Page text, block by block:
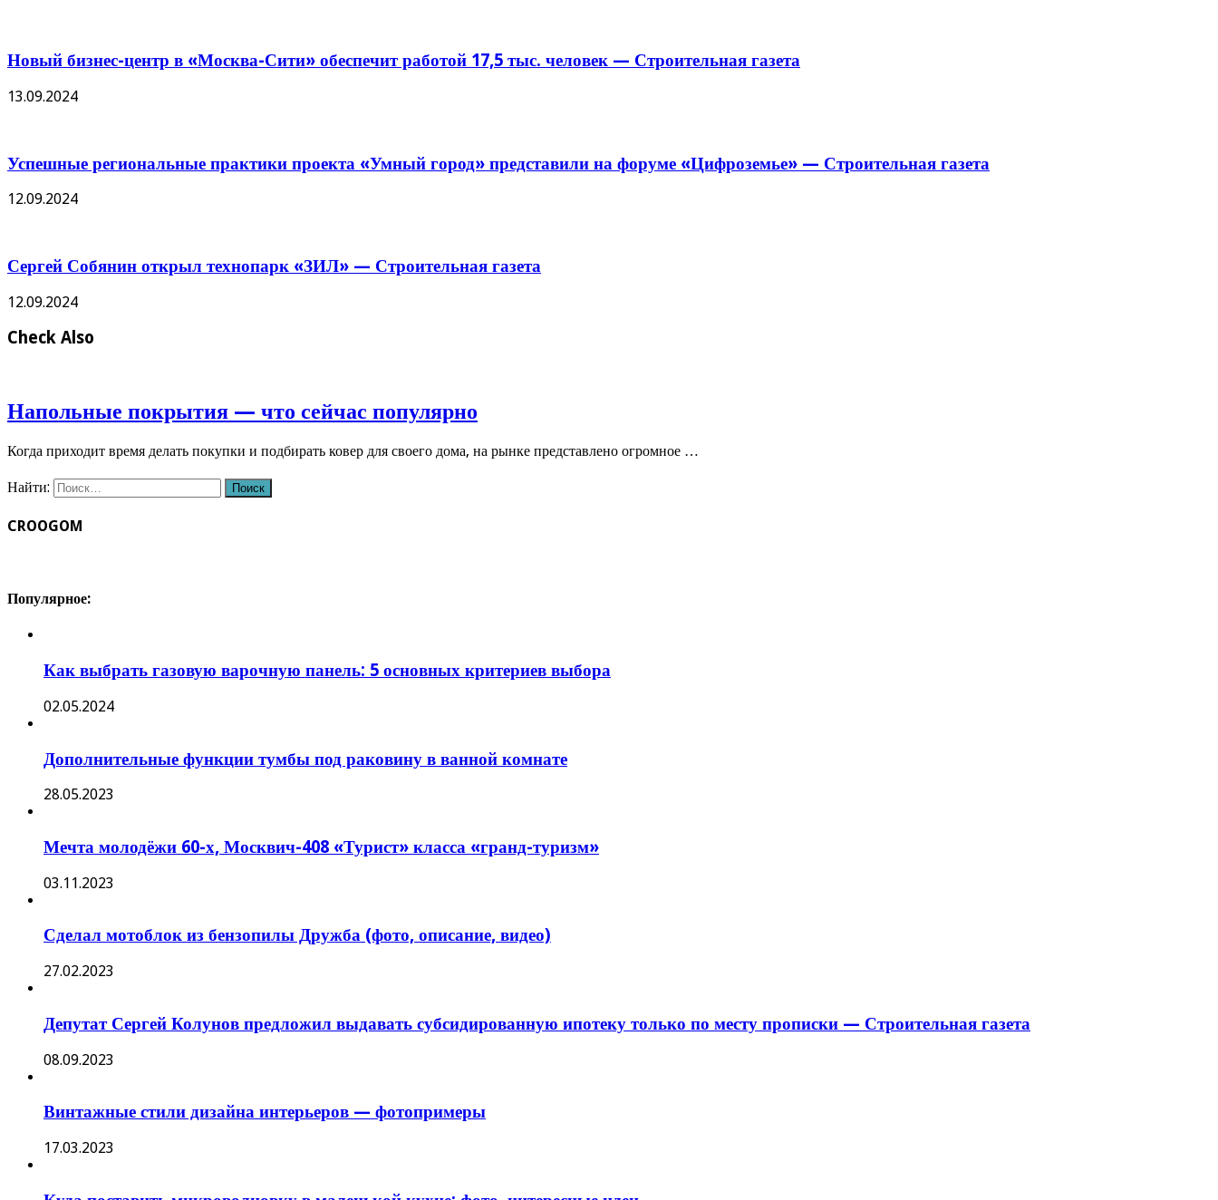
Новый бизнес-центр в «Москва-Сити» обеспечит работой 17,5 тыс. человек — Строительная газета
13.09.2024
Успешные региональные практики проекта «Умный город» представили на форуме «Цифроземье» — Строительная газета
12.09.2024
Сергей Собянин открыл технопарк «ЗИЛ» — Строительная газета
12.09.2024
Check Also
Напольные покрытия — что сейчас популярно
Когда приходит время делать покупки и подбирать ковер для своего дома, на рынке представлено огромное …
Найти:
CROOGOM
Популярное:
Как выбрать газовую варочную панель: 5 основных критериев выбора
02.05.2024
Дополнительные функции тумбы под раковину в ванной комнате
28.05.2023
Мечта молодёжи 60-х, Москвич-408 «Турист» класса «гранд-туризм»
03.11.2023
Сделал мотоблок из бензопилы Дружба (фото, описание, видео)
27.02.2023
Депутат Сергей Колунов предложил выдавать субсидированную ипотеку только по месту прописки — Строительная газета
08.09.2023
Винтажные стили дизайна интерьеров — фотопримеры
17.03.2023